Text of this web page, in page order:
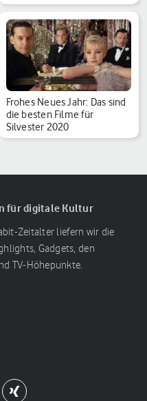
Frohes Neues Jahr: Das sind
die besten Filme für
Silvester 2020
für digitale Kultur
Zeitalter liefern wir die
Gadgets, den
TV-Höhepunkte.